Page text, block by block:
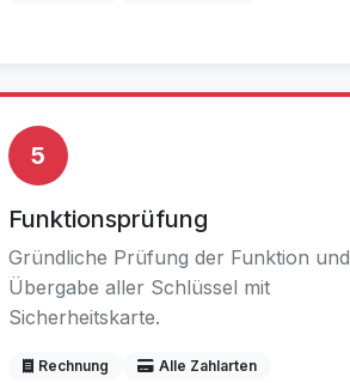
5
Funktionsprüfung
Gründliche Prüfung der Funktion und
Übergabe aller Schlüssel mit
Sicherheitskarte.
Rechnung Alle Zahlarten